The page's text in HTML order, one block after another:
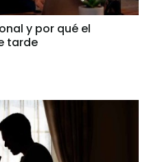
y por qué el
tarde